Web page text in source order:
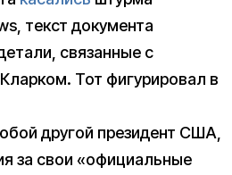
текст документа
связанные с
Тот фигурировал в
другой президент США,
за свои «официальные